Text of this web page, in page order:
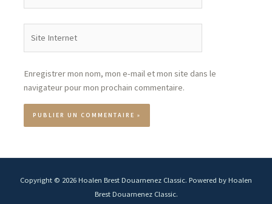
Enregistrer mon nom, mon e-mail et mon site dans le
navigateur pour mon prochain commentaire.
Copyright © 2026 Hoalen Brest Douarnenez Classic. Powered by Hoalen
Brest Douarnenez Classic.